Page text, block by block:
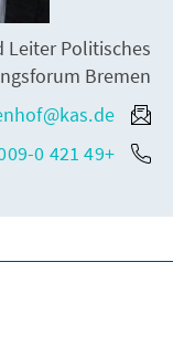
Leiter Politisches
Bremen
+49 421 163009-0